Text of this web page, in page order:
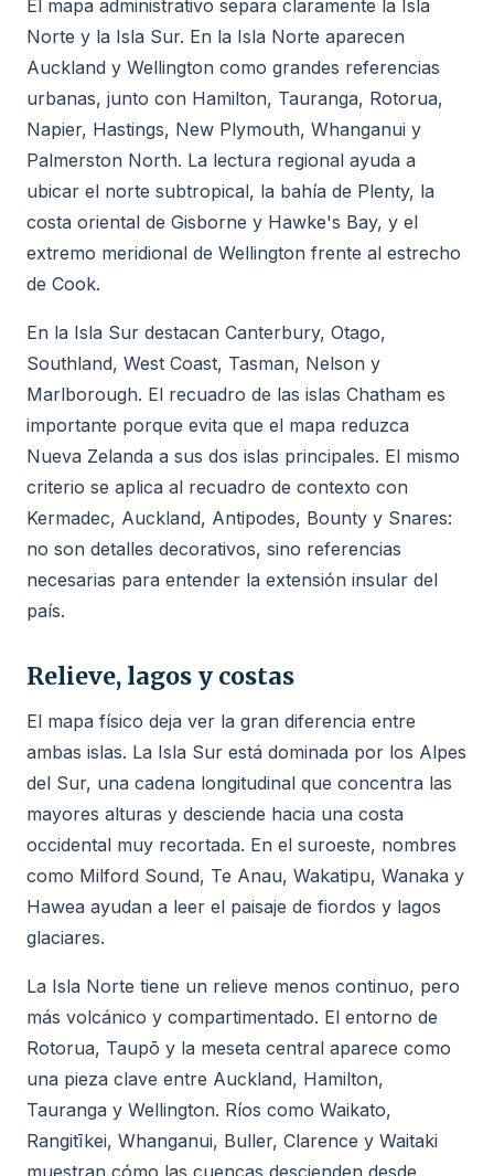
El mapa administrativo separa claramente la Isla
Norte y la Isla Sur. En la Isla Norte aparecen
Auckland y Wellington como grandes referencias
urbanas, junto con Hamilton, Tauranga, Rotorua,
Napier, Hastings, New Plymouth, Whanganui y
Palmerston North. La lectura regional ayuda a
ubicar el norte subtropical, la bahía de Plenty, la
costa oriental de Gisborne y Hawke's Bay, y el
extremo meridional de Wellington frente al estrecho
de Cook.
En la Isla Sur destacan Canterbury, Otago,
Southland, West Coast, Tasman, Nelson y
Marlborough. El recuadro de las islas Chatham es
importante porque evita que el mapa reduzca
Nueva Zelanda a sus dos islas principales. El mismo
criterio se aplica al recuadro de contexto con
Kermadec, Auckland, Antipodes, Bounty y Snares:
no son detalles decorativos, sino referencias
necesarias para entender la extensión insular del
país.
Relieve, lagos y costas
El mapa físico deja ver la gran diferencia entre
ambas islas. La Isla Sur está dominada por los Alpes
del Sur, una cadena longitudinal que concentra las
mayores alturas y desciende hacia una costa
occidental muy recortada. En el suroeste, nombres
como Milford Sound, Te Anau, Wakatipu, Wanaka y
Hawea ayudan a leer el paisaje de fiordos y lagos
glaciares.
La Isla Norte tiene un relieve menos continuo, pero
más volcánico y compartimentado. El entorno de
Rotorua, Taupō y la meseta central aparece como
una pieza clave entre Auckland, Hamilton,
Tauranga y Wellington. Ríos como Waikato,
Rangitīkei, Whanganui, Buller, Clarence y Waitaki
muestran cómo las cuencas descienden desde